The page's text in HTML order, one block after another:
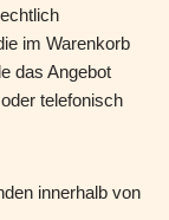
im Warenkorb
das Angebot
telefonisch
innerhalb von